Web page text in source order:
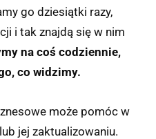
go dziesiątki razy,
i tak znajdą się w nim
na coś codziennie,
co widzimy.
może pomóc w
jej zaktualizowaniu.